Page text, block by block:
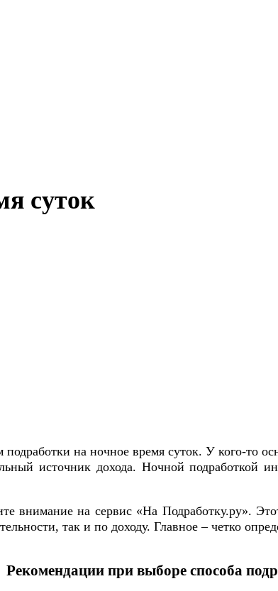
суток
на ночное время суток. У кого-то
источник дохода. Ночной подработкой
внимание на сервис «На Подработку.ру».
так и по доходу. Главное – четко
Рекомендации при выборе способа